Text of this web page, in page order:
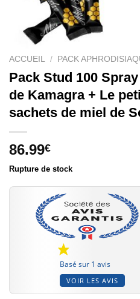
ACCUEIL / PACK
Pack Stud 100
de Kamagra + Le
sachets de miel de
86.99€
Rupture de stock
Basé sur 1 avis
VOIR LES AVIS